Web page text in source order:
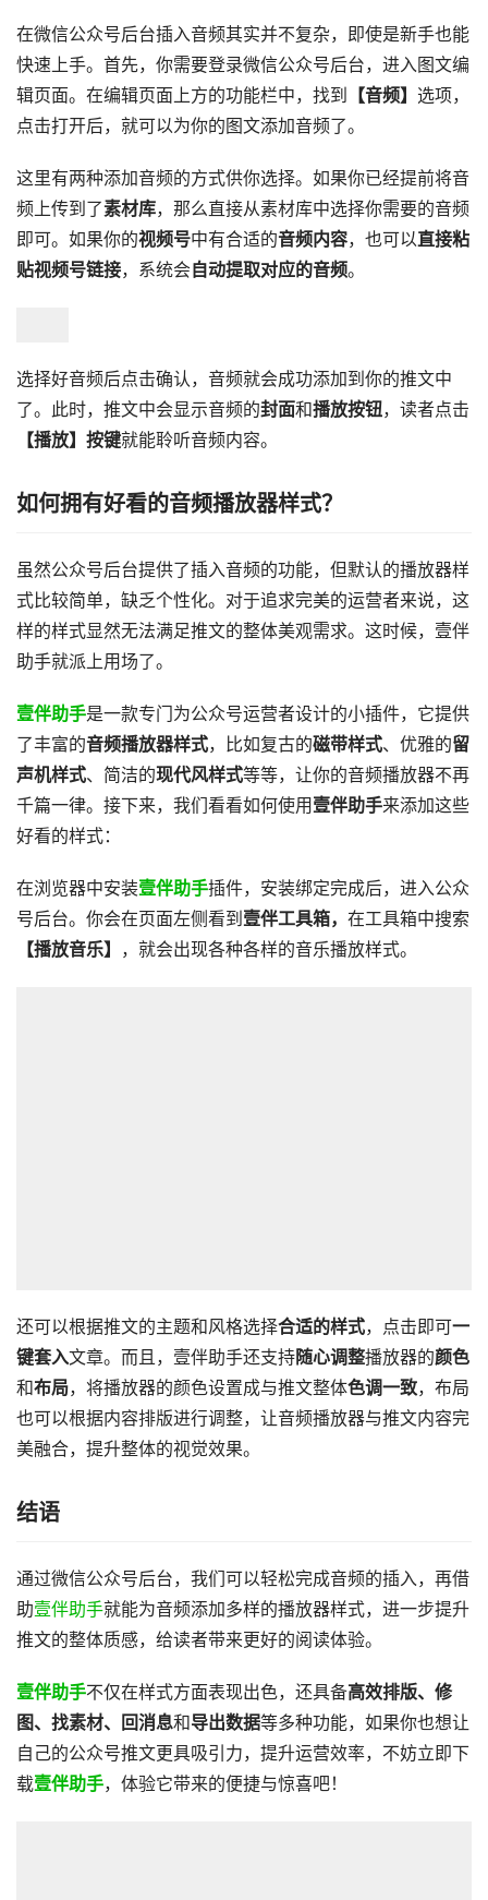
在微信公众号后台插入音频其实并不复杂，即使是新手也能
快速上手。首先，你需要登录微信公众号后台，进入图文编
辑页面。在编辑页面上方的功能栏中，找到
【音频】 选项，
点击打开后，就可以为你的图文添加音频了。
这里有两种添加音频的方式供你选择。如果你已经提前将音
频上传到了素材库，那么直接从素材库中选择你需要的音频
即可。如果你的视频号中有合适的音频内容，也可以直接粘
贴视频号链接，系统会自动提取对应的音频。
选择好音频后点击确认，音频就会成功添加到你的推文中
了。此时，推文中会显示音频的封面和播放按钮，读者点击
【播放】按键就能聆听音频内容。
如何拥有好看的音频播放器样式？
虽然公众号后台提供了插入音频的功能，但默认的播放器样
式比较简单，缺乏个性化。对于追求完美的运营者来说，这
样的样式显然无法满足推文的整体美观需求。这时候，壹伴
助手就派上用场了。
壹伴助手是一款专门为公众号运营者设计的小插件，它提供
了丰富的音频播放器样式，比如复古的磁带样式、优雅的留
声机样式、简洁的现代风样式等等，让你的音频播放器不再
千篇一律。接下来，我们看看如何使用 壹伴助手来添加这些
好看的样式：
在浏览器中安装壹伴助手插件，安装绑定完成后，进入公众
号后台。你会在页面左侧看到 壹伴工具箱， 在工具箱中搜索
【播放音乐】
，就会出现各种各样的音乐播放样式。
还可以根据推文的主题和风格选择合适的样式，点击即可一
键套入文章。而且，壹伴助手还支持随心调整播放器的颜色
和布局，将播放器的颜色设置成与推文整体色调一致，布局
也可以根据内容排版进行调整，让音频播放器与推文内容完
美融合，提升整体的视觉效果。
结语
通过微信公众号后台，我们可以轻松完成音频的插入，再借
助壹伴助手就能为音频添加多样的播放器样式，进一步提升
推文的整体质感，给读者带来更好的阅读体验。
壹伴助手不仅在样式方面表现出色，还具备高效排版、修
图、找素材、回消息和导出数据等多种功能，如果你也想让
自己的公众号推文更具吸引力，提升运营效率，不妨立即下
载壹伴助手，体验它带来的便捷与惊喜吧！